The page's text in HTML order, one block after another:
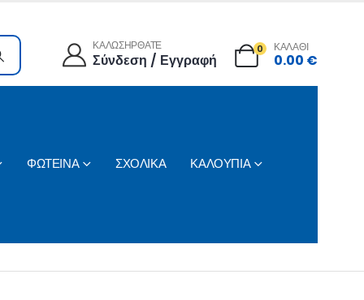
ΚΑΛΩΣΗΡΘΑΤΕ
Σύνδεση / Εγγραφή
0 ΚΑΛΑΘΙ
0.00 €
ΦΩΤΕΙΝΑ ΣΧΟΛΙΚΑ ΚΑΛΟΥΠΙΑ